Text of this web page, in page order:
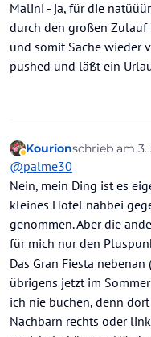
Malini - ja, für die
durch den großen Zulauf
und somit Sache wieder
pushed und läßt ein
Abwesend
Kourionschrieb am 3.
zuletzt
@palme30
Nein, mein Ding ist es
kleines Hotel nahbei
genommen. Aber die
für mich nur den
Das Gran Fiesta
übrigens jetzt im
ich nie buchen, denn
Nachbarn rechts oder